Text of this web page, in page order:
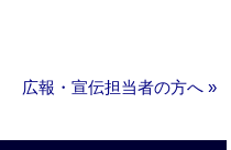
広報・宣伝担当者の方へ »